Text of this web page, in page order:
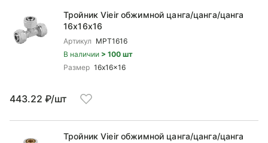
Тройник Vieir обжимной цанга/цанга/цанга
16x16x16
Артикул MPT1616
В наличии > 100 шт
Размер 16x16x16
443.22 ₽/шт
Тройник Vieir обжимной цанга/цанга/цанга